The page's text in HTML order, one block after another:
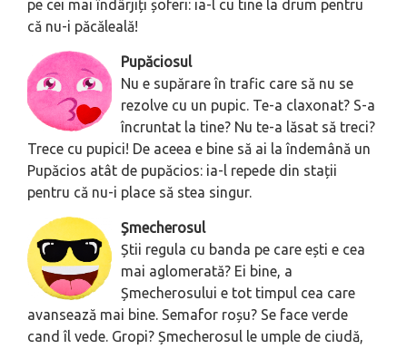
pe cei mai îndârjiți șoferi: ia-l cu tine la drum pentru
că nu-i păcăleală!
Pupăciosul
Nu e supărare în trafic care să nu se
rezolve cu un pupic. Te-a claxonat? S-a
încruntat la tine? Nu te-a lăsat să treci?
Trece cu pupici! De aceea e bine să ai la îndemână un
Pupăcios atât de pupăcios: ia-l repede din stații
pentru că nu-i place să stea singur.
Șmecherosul
Știi regula cu banda pe care ești e cea
mai aglomerată? Ei bine, a
Șmecherosului e tot timpul cea care
avansează mai bine. Semafor roșu? Se face verde
cand îl vede. Gropi? Șmecherosul le umple de ciudă,